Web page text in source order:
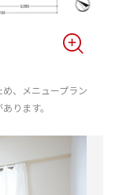
、メニュープラン
ります。